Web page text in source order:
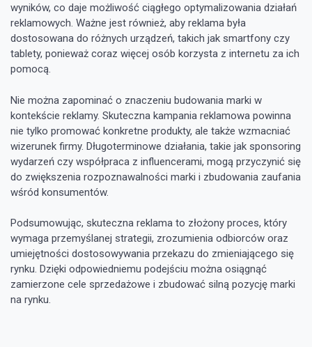
wyników, co daje możliwość ciągłego optymalizowania działań
reklamowych. Ważne jest również, aby reklama była
dostosowana do różnych urządzeń, takich jak smartfony czy
tablety, ponieważ coraz więcej osób korzysta z internetu za ich
pomocą.
Nie można zapominać o znaczeniu budowania marki w
kontekście reklamy. Skuteczna kampania reklamowa powinna
nie tylko promować konkretne produkty, ale także wzmacniać
wizerunek firmy. Długoterminowe działania, takie jak sponsoring
wydarzeń czy współpraca z influencerami, mogą przyczynić się
do zwiększenia rozpoznawalności marki i zbudowania zaufania
wśród konsumentów.
Podsumowując, skuteczna reklama to złożony proces, który
wymaga przemyślanej strategii, zrozumienia odbiorców oraz
umiejętności dostosowywania przekazu do zmieniającego się
rynku. Dzięki odpowiedniemu podejściu można osiągnąć
zamierzone cele sprzedażowe i zbudować silną pozycję marki
na rynku.